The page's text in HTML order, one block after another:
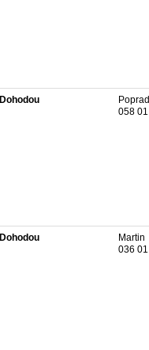
Dohodou
Poprad
058 01
Dohodou
Martin
036 01